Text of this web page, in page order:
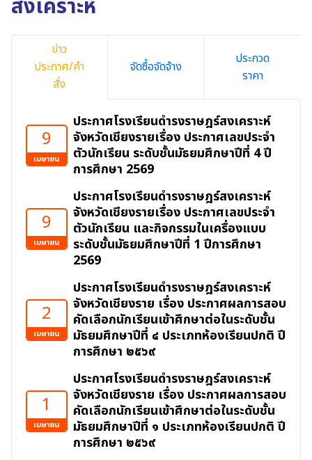
สงเคราะห์
ข่าว
ประกาศ/คำ
สั่ง
จัดซื้อจัดจ้าง
ประกวด
ราคา
9
เมษายน
ประกาศโรงเรียนดำรงราษฎร์สงเคราะห์
จังหวัดเชียงรายเรื่อง ประกาศเลขประจำ
ตัวนักเรียน ระดับชั้นมัธยมศึกษาปีที่ 4 ปี
การศึกษา 2569
9
เมษายน
ประกาศโรงเรียนดำรงราษฎร์สงเคราะห์
จังหวัดเชียงรายเรื่อง ประกาศเลขประจำ
ตัวนักเรียน และกิจกรรมในเครื่องแบบ
ระดับชั้นมัธยมศึกษาปีที่ 1 ปีการศึกษา
2569
2
เมษายน
ประกาศโรงเรียนดำรงราษฎร์สงเคราะห์
จังหวัดเชียงราย เรื่อง ประกาศผลการสอบ
คัดเลือกนักเรียนเข้าศึกษาต่อในระดับชั้น
มัธยมศึกษาปีที่ ๔ ประเภทห้องเรียนปกติ ปี
การศึกษา ๒๕๖๙
1
เมษายน
ประกาศโรงเรียนดำรงราษฎร์สงเคราะห์
จังหวัดเชียงราย เรื่อง ประกาศผลการสอบ
คัดเลือกนักเรียนเข้าศึกษาต่อในระดับชั้น
มัธยมศึกษาปีที่ ๑ ประเภทห้องเรียนปกติ ปี
การศึกษา ๒๕๖๙